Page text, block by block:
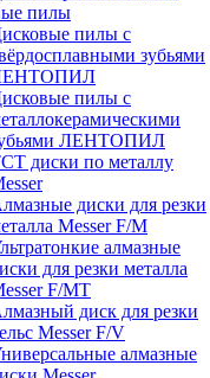
пилы
пилы с
зубьями
пилы с
ЛЕНТОПИЛ
диски по металлу
диски для резки
Messer F/M
алмазные
для резки металла
F/MT
диск для резки
Messer F/V
алмазные